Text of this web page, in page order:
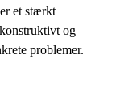
et stærkt
og
problemer.